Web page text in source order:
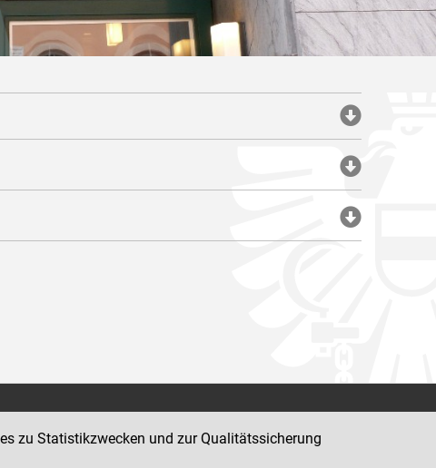
Impressum
zu Statistikzwecken und zur Qualitätssicherung